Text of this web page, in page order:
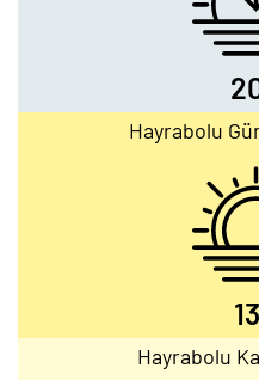
Hayrabolu
Hayrabolu